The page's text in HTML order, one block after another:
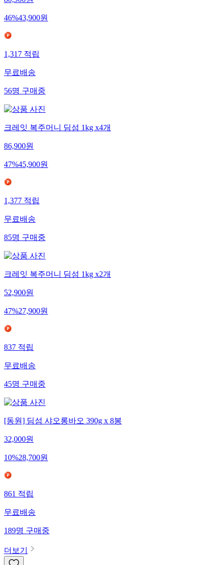
80,900원
46%43,900원
1,317적립
무료배송
56명구매중
크레잇 복주머니 딤섬 1kg x4개
86,900원
47%45,900원
1,377적립
무료배송
85명구매중
크레잇 복주머니 딤섬 1kg x2개
52,900원
47%27,900원
837적립
무료배송
45명구매중
[동원] 딤섬 샤오롱바오 390g x 8봉
32,000원
10%28,700원
861적립
무료배송
189명구매중
더보기